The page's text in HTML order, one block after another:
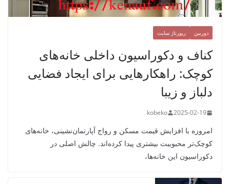
دوربین رپورتاژ سایت
کناف و دکوراسیون داخلی خانه‌های
کوچک: راهکارهایی برای ایجاد فضایی
دلباز و زیبا
2025-02-19
kobeko
امروزه با افزایش قیمت مسکن و رواج آپارتمان‌نشینی، خانه‌های
کوچک‌تر محبوبیت بیشتری پیدا کرده‌اند. چالش اصلی در
دکوراسیون این خانه‌ها،